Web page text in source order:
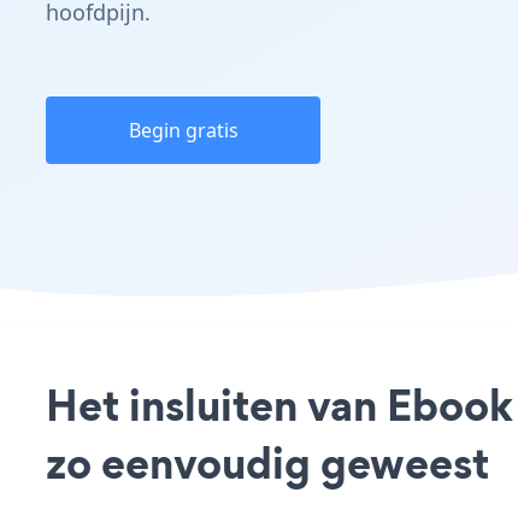
hoofdpijn.
Begin gratis
Het insluiten van
zo eenvoudig geweest